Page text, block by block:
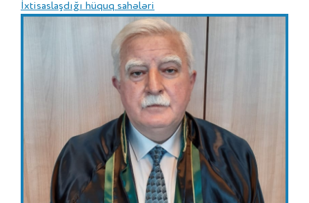
İxtisaslaşdığı hüquq sahələri